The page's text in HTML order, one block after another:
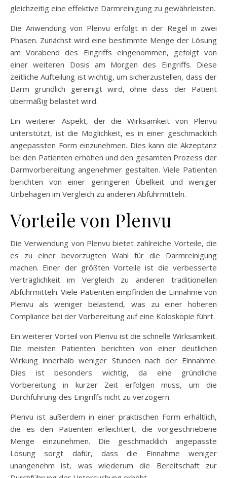
gleichzeitig eine effektive Darmreinigung zu gewährleisten.
Die Anwendung von Plenvu erfolgt in der Regel in zwei
Phasen. Zunächst wird eine bestimmte Menge der Lösung
am Vorabend des Eingriffs eingenommen, gefolgt von
einer weiteren Dosis am Morgen des Eingriffs. Diese
zeitliche Aufteilung ist wichtig, um sicherzustellen, dass der
Darm gründlich gereinigt wird, ohne dass der Patient
übermäßig belastet wird.
Ein weiterer Aspekt, der die Wirksamkeit von Plenvu
unterstützt, ist die Möglichkeit, es in einer geschmacklich
angepassten Form einzunehmen. Dies kann die Akzeptanz
bei den Patienten erhöhen und den gesamten Prozess der
Darmvorbereitung angenehmer gestalten. Viele Patienten
berichten von einer geringeren Übelkeit und weniger
Unbehagen im Vergleich zu anderen Abführmitteln.
Vorteile von Plenvu
Die Verwendung von Plenvu bietet zahlreiche Vorteile, die
es zu einer bevorzugten Wahl für die Darmreinigung
machen. Einer der größten Vorteile ist die verbesserte
Verträglichkeit im Vergleich zu anderen traditionellen
Abführmitteln. Viele Patienten empfinden die Einnahme von
Plenvu als weniger belastend, was zu einer höheren
Compliance bei der Vorbereitung auf eine Koloskopie führt.
Ein weiterer Vorteil von Plenvu ist die schnelle Wirksamkeit.
Die meisten Patienten berichten von einer deutlichen
Wirkung innerhalb weniger Stunden nach der Einnahme.
Dies ist besonders wichtig, da eine gründliche
Vorbereitung in kurzer Zeit erfolgen muss, um die
Durchführung des Eingriffs nicht zu verzögern.
Plenvu ist außerdem in einer praktischen Form erhältlich,
die es den Patienten erleichtert, die vorgeschriebene
Menge einzunehmen. Die geschmacklich angepasste
Lösung sorgt dafür, dass die Einnahme weniger
unangenehm ist, was wiederum die Bereitschaft zur